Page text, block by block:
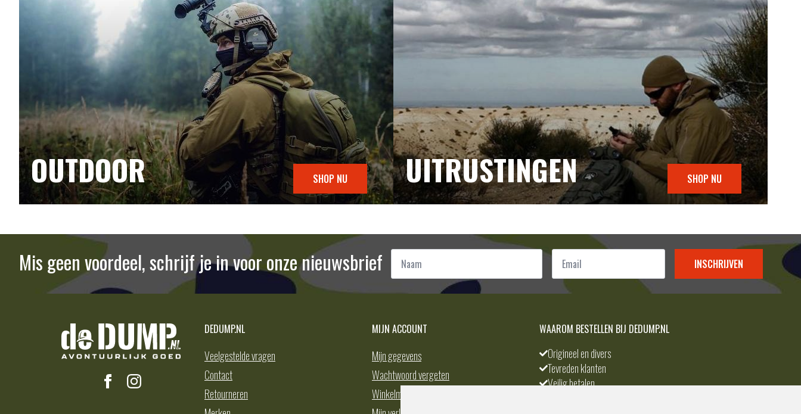
OUTDOOR SHOP NU UITRUSTINGEN SHOP NU
Mis geen voordeel, schrijf je in voor onze nieuwsbrief Naam Email
INSCHRIJVEN
DEDUMP.NL
Veelgestelde vragen
Contact
Retourneren
MIJN ACCOUNT
Mijn gegevens
Wachtwoord vergeten
Winkelmand
WAAROM BESTELLEN BIJ DEDUMP.NL
Origineel en divers
Tevreden klanten
Veilig betalen